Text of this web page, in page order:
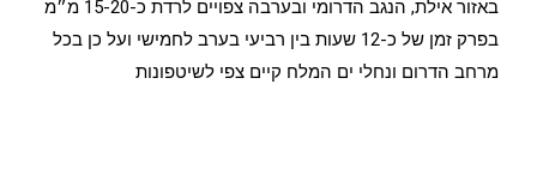
באזור אילת, הנגב הדרומי ובערבה צפויים לרדת כ-15-20 מ״מ
בפרק זמן של כ-12 שעות בין רביעי בערב לחמישי ועל כן בכל
מרחב הדרום ונחלי ים המלח קיים צפי לשיטפונות